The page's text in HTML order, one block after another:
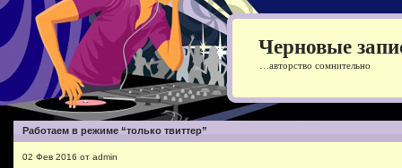
Черновые
…авторство сомнительно
Работаем в режиме “только твиттер”
02 Фев 2016 от admin